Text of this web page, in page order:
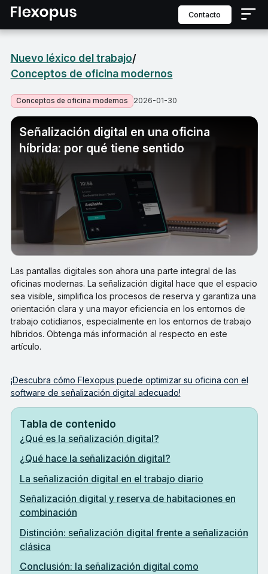
contacto
Nuevo léxico del trabajo/
Conceptos de oficina modernos
Conceptos de oficina modernos 2026-01-30
Señalización digital en una oficina
híbrida: por qué tiene sentido
Las pantallas digitales son ahora una parte integral de las
oficinas modernas. La señalización digital hace que el espacio
sea visible, simplifica los procesos de reserva y garantiza una
orientación clara y una mayor eficiencia en los entornos de
trabajo cotidianos, especialmente en los entornos de trabajo
híbridos. Obtenga más información al respecto en este
artículo.
¡Descubra cómo Flexopus puede optimizar su oficina con el
software de señalización digital adecuado!
Tabla de contenido
¿Qué es la señalización digital?
¿Qué hace la señalización digital?
La señalización digital en el trabajo diario
Señalización digital y reserva de habitaciones en
combinación
Distinción: señalización digital frente a señalización
clásica
Conclusión: la señalización digital como